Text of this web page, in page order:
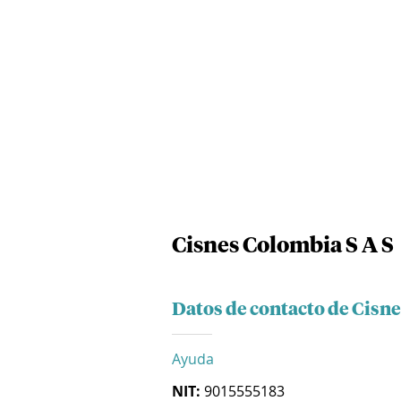
Cisnes Colombia S A S
Datos de contacto de
Ayuda
NIT: 9015555183